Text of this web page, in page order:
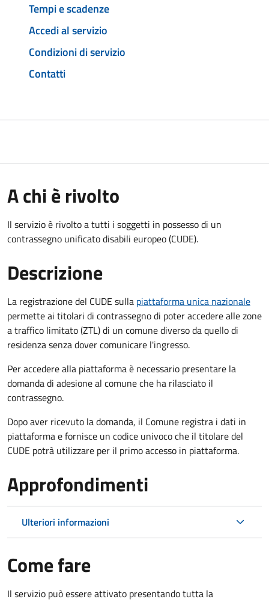
Tempi e scadenze
Accedi al servizio
Condizioni di servizio
Contatti
A chi è rivolto
Il servizio è rivolto a tutti i soggetti in possesso di un
contrassegno unificato disabili europeo (CUDE).
Descrizione
La registrazione del CUDE sulla piattaforma unica nazionale
permette ai titolari di contrassegno di poter accedere alle zone
a traffico limitato (ZTL) di un comune diverso da quello di
residenza senza dover comunicare l'ingresso.
Per accedere alla piattaforma è necessario presentare la
domanda di adesione al comune che ha rilasciato il
contrassegno.
Dopo aver ricevuto la domanda, il Comune registra i dati in
piattaforma e fornisce un codice univoco che il titolare del
CUDE potrà utilizzare per il primo accesso in piattaforma.
Approfondimenti
Ulteriori informazioni
Come fare
Il servizio può essere attivato presentando tutta la